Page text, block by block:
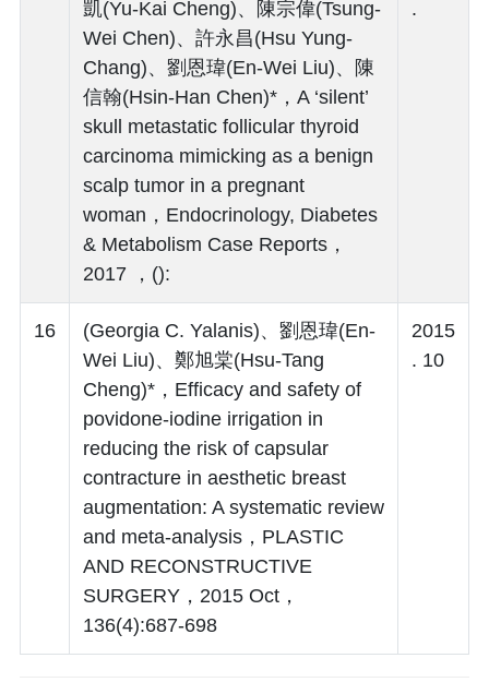
凱(Yu-Kai Cheng)、陳宗偉(Tsung-
Wei Chen)、許永昌(Hsu Yung-
Chang)、劉恩瑋(En-Wei Liu)、陳
信翰(Hsin-Han Chen)*，A ‘silent’
skull metastatic follicular thyroid
carcinoma mimicking as a benign
scalp tumor in a pregnant
woman，Endocrinology, Diabetes
& Metabolism Case Reports，
2017 ，():
.
16
(Georgia C. Yalanis)、劉恩瑋(En-
Wei Liu)、鄭旭棠(Hsu-Tang
Cheng)*，Efficacy and safety of
povidone-iodine irrigation in
reducing the risk of capsular
contracture in aesthetic breast
augmentation: A systematic review
and meta-analysis，PLASTIC
AND RECONSTRUCTIVE
SURGERY，2015 Oct，
136(4):687-698
2015
. 10